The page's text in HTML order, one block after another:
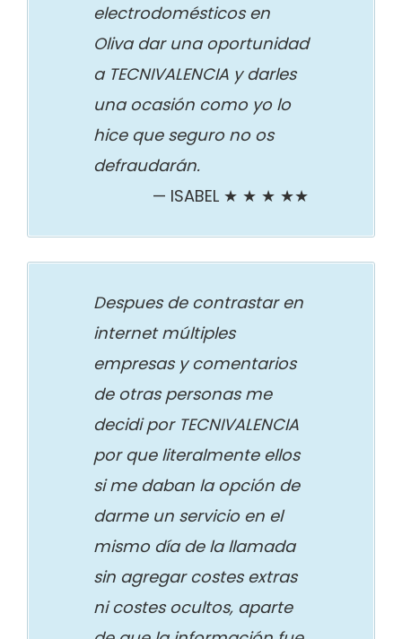
electrodomésticos en
Oliva dar una oportunidad
a TECNIVALENCIA y darles
una ocasión como yo lo
hice que seguro no os
defraudarán.
ISABEL ★ ★ ★ ★★
Despues de contrastar en
internet múltiples
empresas y comentarios
de otras personas me
decidi por TECNIVALENCIA
por que literalmente ellos
si me daban la opción de
darme un servicio en el
mismo día de la llamada
sin agregar costes extras
ni costes ocultos, aparte